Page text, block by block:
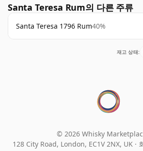
Santa Teresa Rum의 다른 주류
Santa Teresa 1796 Rum40%
재고 상태:
© 2026 Whisky
128 City Road, London, EC1V 2NX, UK ·